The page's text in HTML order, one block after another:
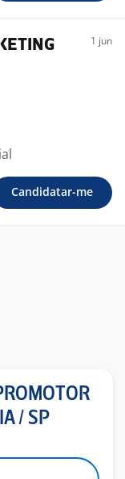
1 jun
Candidatar-me
/ SP